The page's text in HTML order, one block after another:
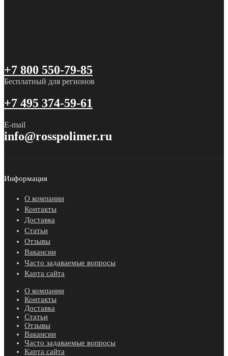
+7 800 550-79-85
Бесплатный для регионов
+7 495 374-59-61
E-mail
info@rosspolimer.ru
Информация
О компании
Контакты
Доставка
Статьи
Отзывы
Вакансии
Часто задаваемые вопросы
Карта сайта
О компании
Контакты
Доставка
Статьи
Отзывы
Вакансии
Часто задаваемые вопросы
Карта сайта